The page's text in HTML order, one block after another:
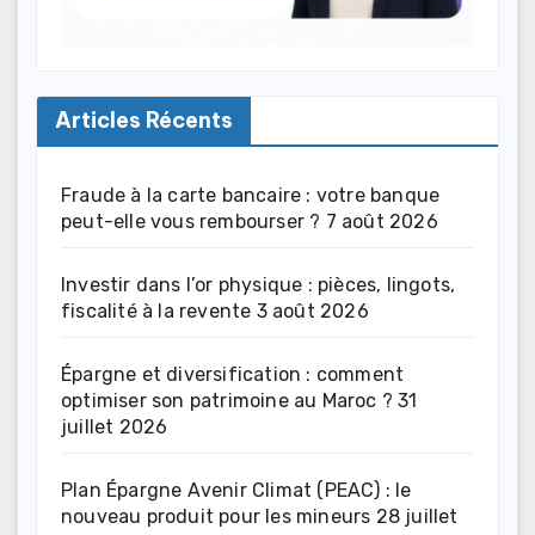
Articles Récents
Fraude à la carte bancaire : votre banque
peut-elle vous rembourser ? 7 août 2026
Investir dans l’or physique : pièces, lingots,
fiscalité à la revente 3 août 2026
Épargne et diversification : comment
optimiser son patrimoine au Maroc ? 31
juillet 2026
Plan Épargne Avenir Climat (PEAC) : le
nouveau produit pour les mineurs 28 juillet